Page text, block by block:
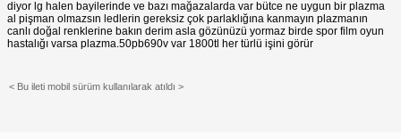
diyor lg halen bayilerinde ve bazı mağazalarda var bütce ne uygun bir plazma
al pişman olmazsın ledlerin gereksiz çok parlaklığına kanmayın plazmanın
canlı doğal renklerine bakın derim asla gözünüzü yormaz birde spor film oyun
hastalığı varsa plazma.50pb690v var 1800tl her türlü işini görür
< Bu ileti mobil sürüm kullanılarak atıldı >